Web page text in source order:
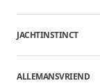
JACHTINSTINCT
ALLEMANSVRIEND